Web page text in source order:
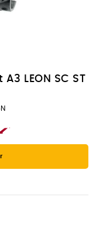
LEON SC ST